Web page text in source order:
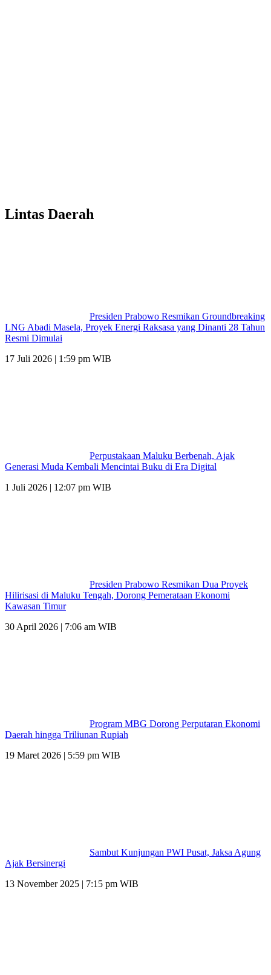
Lintas Daerah
Presiden Prabowo Resmikan Groundbreaking
LNG Abadi Masela, Proyek Energi Raksasa yang Dinanti 28 Tahun
Resmi Dimulai
17 Juli 2026 | 1:59 pm WIB
Perpustakaan Maluku Berbenah, Ajak
Generasi Muda Kembali Mencintai Buku di Era Digital
1 Juli 2026 | 12:07 pm WIB
Presiden Prabowo Resmikan Dua Proyek
Hilirisasi di Maluku Tengah, Dorong Pemerataan Ekonomi
Kawasan Timur
30 April 2026 | 7:06 am WIB
Program MBG Dorong Perputaran Ekonomi
Daerah hingga Triliunan Rupiah
19 Maret 2026 | 5:59 pm WIB
Sambut Kunjungan PWI Pusat, Jaksa Agung
Ajak Bersinergi
13 November 2025 | 7:15 pm WIB